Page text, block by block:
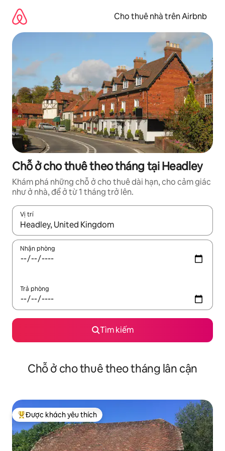
dung
Cho thuê nhà trên Airbnb
Chỗ ở cho thuê theo tháng tại Headley
Khám phá những chỗ ở cho thuê dài hạn, cho cảm giác
như ở nhà, để ở từ 1 tháng trở lên.
Vị trí
Khi có kết quả, hãy điều hướng bằng phím mũi tên lên và
Nhận phòng
Trả phòng
Tìm kiếm
Chỗ ở cho thuê theo tháng lân cận
Được khách yêu thích nhất
Được khách yêu thích